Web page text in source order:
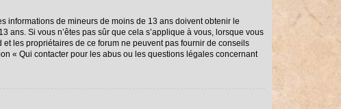
informations de mineurs de moins de 13 ans doivent obtenir le
ans. Si vous n’êtes pas sûr que cela s’applique à vous, lorsque vous
les propriétaires de ce forum ne peuvent pas fournir de conseils
« Qui contacter pour les abus ou les questions légales concernant